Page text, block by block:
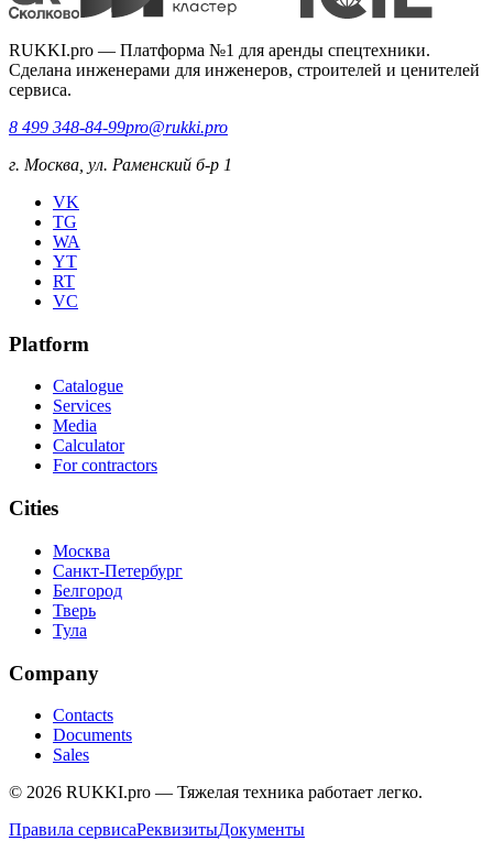
RUKKI.pro — Платформа №1 для аренды спецтехники.
Сделана инженерами для инженеров, строителей и ценителей
сервиса.
8 499 348-84-99pro@rukki.pro
г. Москва, ул. Раменский б-р 1
VK
TG
WA
YT
RT
VC
Platform
Catalogue
Services
Media
Calculator
For contractors
Cities
Москва
Санкт-Петербург
Белгород
Тверь
Тула
Company
Contacts
Documents
Sales
© 2026 RUKKI.pro — Тяжелая техника работает легко.
Правила cервисаРеквизитыДокументы